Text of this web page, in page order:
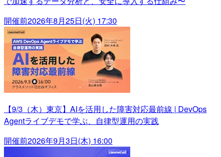
開催前2026年8月25日(火) 17:30
【9/3（木）東京】AIを活用した障害対応最前線 | DevOps
Agentライブデモで学ぶ、自律型運用の実践
開催前2026年9月3日(木) 16:00